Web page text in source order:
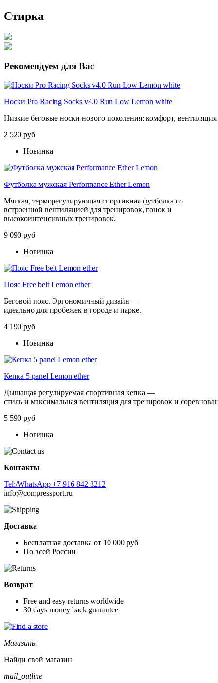
Стирка
Рекомендуем для Вас
Носки Pro Racing Socks v4.0 Run Low Lemon white
Низкие беговые носки нового поколения: комфорт, вентиляция
2 520 руб
Новинка
Футболка мужская Performance Ether Lemon
Мягкая, терморегулирующая спортивная футболка со
встроенной вентиляцией для тренировок, гонок и
высокоинтенсивных тренировок.
9 090 руб
Новинка
Пояс Free belt Lemon ether
Беговой пояс. Эргономичный дизайн —
идеально для пробежек в городе и парке.
4 190 руб
Новинка
Кепка 5 panel Lemon ether
Дышащая регулируемая спортивная кепка —
стиль и максимальная вентиляция для тренировок и
5 590 руб
Новинка
Контакты
Tel:/WhatsApp +7 916 842 8212
info@compressport.ru
Доставка
Бесплатная доставка от 10 000 руб
По всей России
Возврат
Free and easy returns worldwide
30 days money back guarantee
Магазины
Найди свой магазин
mail_outline